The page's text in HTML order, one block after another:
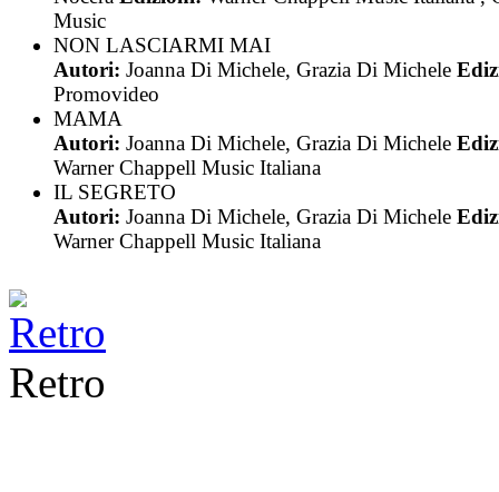
Music
NON LASCIARMI MAI
Autori: Joanna Di Michele, Grazia Di Michele
Promovideo
MAMA
Autori: Joanna Di Michele, Grazia Di Michele
Warner Chappell Music Italiana
IL SEGRETO
Autori: Joanna Di Michele, Grazia Di Michele
Warner Chappell Music Italiana
Retro